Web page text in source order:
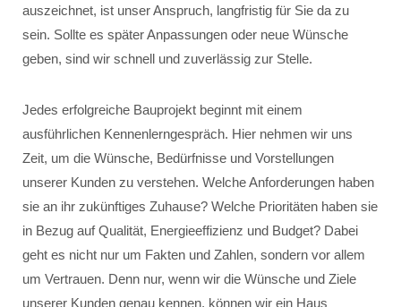
auszeichnet, ist unser Anspruch, langfristig für Sie da zu
sein. Sollte es später Anpassungen oder neue Wünsche
geben, sind wir schnell und zuverlässig zur Stelle.
Jedes erfolgreiche Bauprojekt beginnt mit einem
ausführlichen Kennenlerngespräch. Hier nehmen wir uns
Zeit, um die Wünsche, Bedürfnisse und Vorstellungen
unserer Kunden zu verstehen. Welche Anforderungen haben
sie an ihr zukünftiges Zuhause? Welche Prioritäten haben sie
in Bezug auf Qualität, Energieeffizienz und Budget? Dabei
geht es nicht nur um Fakten und Zahlen, sondern vor allem
um Vertrauen. Denn nur, wenn wir die Wünsche und Ziele
unserer Kunden genau kennen, können wir ein Haus